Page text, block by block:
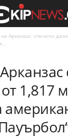
Арканзас спечели
1,817